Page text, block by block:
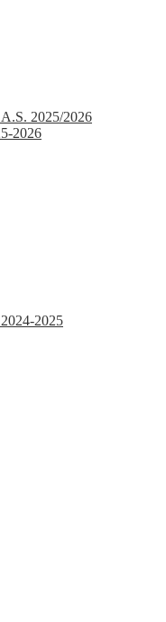
2025/2026
2026
2025